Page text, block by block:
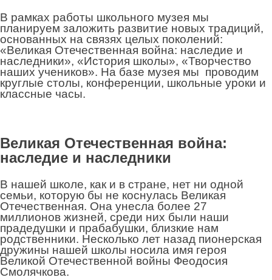
В рамках работы школьного музея мы
планируем заложить развитие новых традиций,
основанных на связях целых поколений:
«Великая Отечественная война: наследие и
наследники», «История школы», «Творчество
наших учеников». На базе музея мы проводим
круглые столы, конференции, школьные уроки и
классные часы.
Великая Отечественная война:
наследие и наследники
В нашей школе, как и в стране, нет ни одной
семьи, которую бы не коснулась Великая
Отечественная. Она унесла более 27
миллионов жизней, среди них были наши
прадедушки и прабабушки, близкие нам
родственники. Несколько лет назад пионерская
дружины нашей школы носила имя героя
Великой Отечественной войны Феодосия
Смолячкова.